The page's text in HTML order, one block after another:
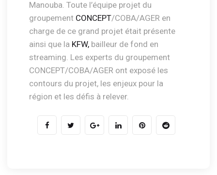
Manouba. Toute l’équipe projet du
groupement CONCEPT/COBA/AGER en
charge de ce grand projet était présente
ainsi que la KFW, bailleur de fond en
streaming. Les experts du groupement
CONCEPT/COBA/AGER ont exposé les
contours du projet, les enjeux pour la
région et les défis à relever.